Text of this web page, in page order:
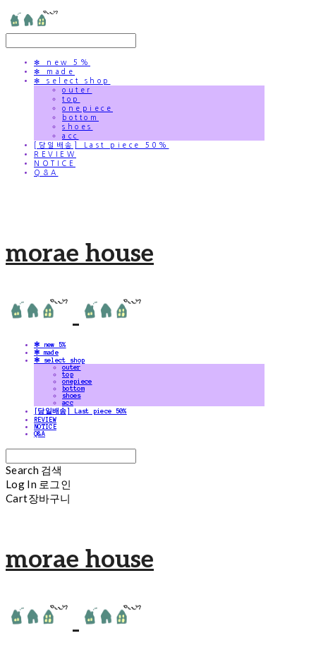
✻ new 5%
✻ made
✻ select shop
outer
top
onepiece
bottom
shoes
acc
[당일배송] Last piece 50%
REVIEW
NOTICE
Q&A
morae house
✻ new 5%
✻ made
✻ select shop
outer
top
onepiece
bottom
shoes
acc
[당일배송] Last piece 50%
REVIEW
NOTICE
Q&A
Search 검색
Log In 로그인
Cart장바구니
morae house